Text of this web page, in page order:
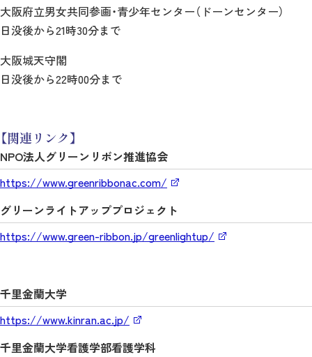
大阪府立男女共同参画・青少年センター（ドーンセンター）
日没後から21時30分まで
大阪城天守閣
日没後から22時00分まで
【関連リンク】
NPO法人グリーンリボン推進協会
https://www.greenribbonac.com/
グリーンライトアッププロジェクト
https://www.green-ribbon.jp/greenlightup/
千里金蘭大学
https://www.kinran.ac.jp/
千里金蘭大学看護学部看護学科